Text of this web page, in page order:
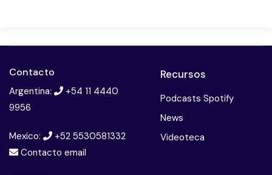
Contacto
Argentina:
+54 11 4440
9956
Mexico:
+52 5530581332
Contacto email
Recursos
Podcasts Spotify
News
Videoteca